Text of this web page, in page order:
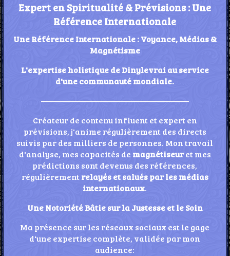
Expert en Spiritualité & Prévisions : Une
Référence Internationale
Une Référence Internationale : Voyance, Médias &
Magnétisme
L'expertise holistique de Dinylevrai au service
d'une communauté mondiale.
——————————————————
​Créateur de contenu influent et expert en
prévisions, j'anime régulièrement des directs
suivis par des milliers de personnes. Mon travail
d'analyse, mes capacités de magnétiseuret mes
prédictions sont devenus des références,
régulièrement relayés et salués par les médias
internationaux.
​Une Notoriété Bâtie sur la Justesse et le Soin
​Ma présence sur les réseaux sociaux est le gage
d'une expertise complète, validée par mon
audience: